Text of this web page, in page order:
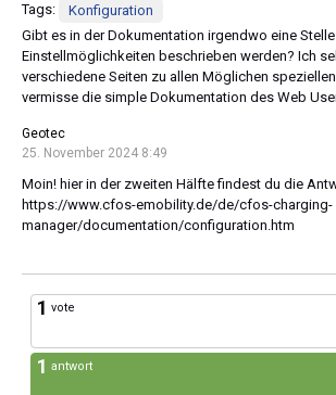
Tags:
Konfiguration
Gibt es in der Dokumentation irgendwo eine
Einstellmöglichkeiten beschrieben werden? Ich
verschiedene Seiten zu allen Möglichen
vermisse die simple Dokumentation des Web
Geotec
25. November 2024 8:49
Moin! hier in der zweiten Hälfte findest du die
https://www.cfos-emobility.de/de/cfos-charging-
manager/documentation/configuration.htm
1 vote
1 antwort